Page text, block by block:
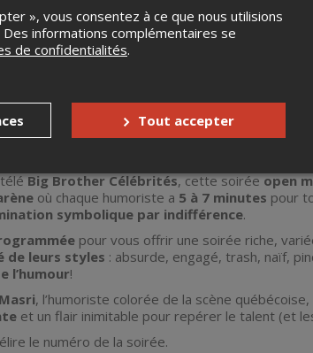
– la scène ouverte où VOUS
soirée d’humour où les humoristes —
scène… et de
téléBig Brother Célébrités, cette soiréeopen
où chaque humoriste a 5 à 7 minutes pour
symbolique par indifférence.
pour vous offrir une soirée riche,
de leurs styles : absurde, engagé, trash, naïf,
l’humour!
, l’humoriste colorée de la scène
et un flair inimitable pour repérer le talent (et
le numéro de la soirée.
», vous consentez à ce que nous utilisions
informations complémentaires se
de confidentialités.
Tout accepter